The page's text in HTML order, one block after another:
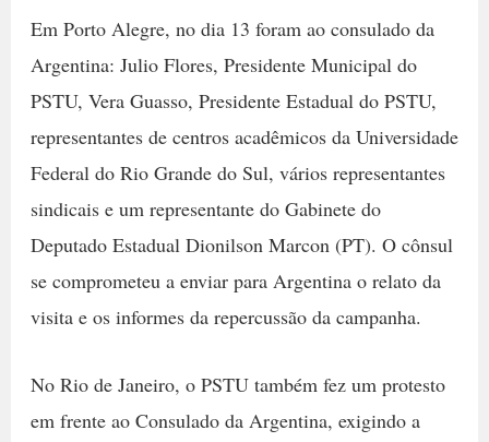
Em Porto Alegre, no dia 13 foram ao consulado da
Argentina: Julio Flores, Presidente Municipal do
PSTU, Vera Guasso, Presidente Estadual do PSTU,
representantes de centros acadêmicos da Universidade
Federal do Rio Grande do Sul, vários representantes
sindicais e um representante do Gabinete do
Deputado Estadual Dionilson Marcon (PT). O cônsul
se comprometeu a enviar para Argentina o relato da
visita e os informes da repercussão da campanha.
No Rio de Janeiro, o PSTU também fez um protesto
em frente ao Consulado da Argentina, exigindo a